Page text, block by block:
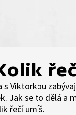
s Viktorkou
Jak se to dělá a
řečí umíš.